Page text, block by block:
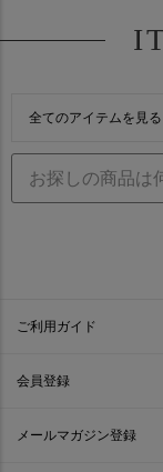
全てのアイテムを見る
ご利用ガイド
会員登録
メールマガジン登録